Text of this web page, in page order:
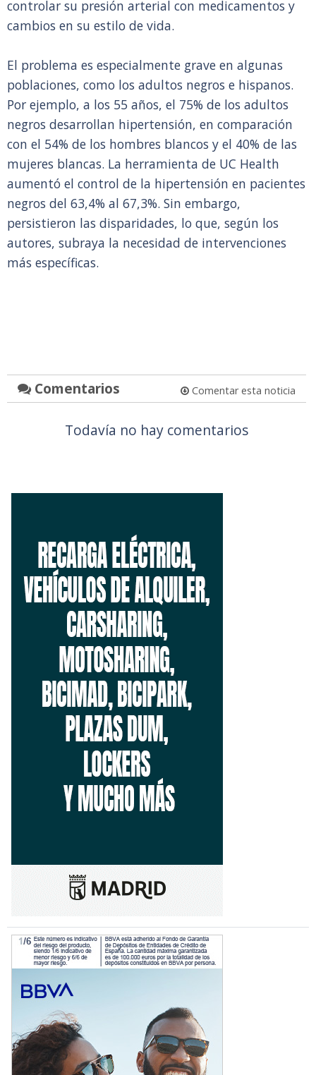
controlar su presión arterial con medicamentos y
cambios en su estilo de vida.
El problema es especialmente grave en algunas
poblaciones, como los adultos negros e hispanos.
Por ejemplo, a los 55 años, el 75% de los adultos
negros desarrollan hipertensión, en comparación
con el 54% de los hombres blancos y el 40% de las
mujeres blancas. La herramienta de UC Health
aumentó el control de la hipertensión en pacientes
negros del 63,4% al 67,3%. Sin embargo,
persistieron las disparidades, lo que, según los
autores, subraya la necesidad de intervenciones
más específicas.
Comentarios Comentar esta noticia
Todavía no hay comentarios